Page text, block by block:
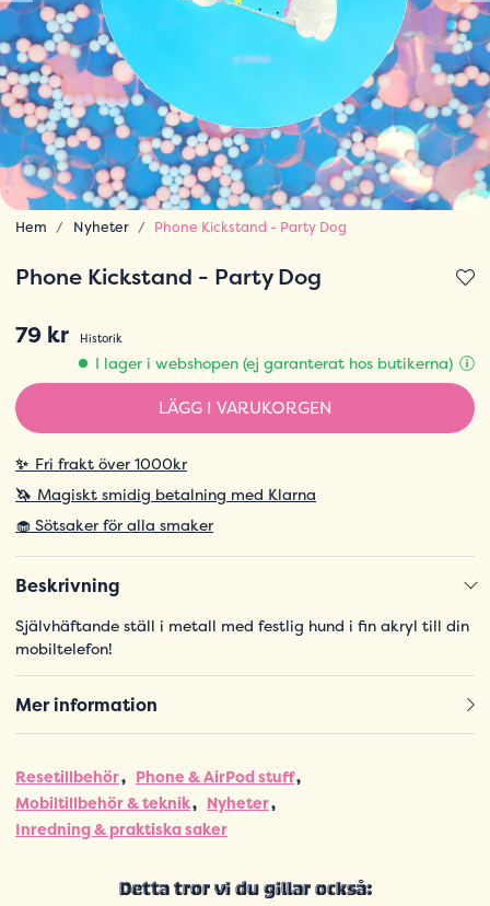
Hem Nyheter Phone Kickstand - Party Dog
Phone Kickstand - Party Dog
79 kr
Historik
I lager i webshopen (ej garanterat hos butikerna)
LÄGG I VARUKORGEN
✨ Fri frakt över 1000kr
🦄 Magiskt smidig betalning med Klarna
🧁 Sötsaker för alla smaker
Beskrivning
Självhäftande ställ i metall med festlig hund i fin akryl till din
mobiltelefon!
Mer information
Resetillbehör
Phone & AirPod stuff
Mobiltillbehör & teknik
Nyheter
Inredning & praktiska saker
Detta tror vi du gillar också: